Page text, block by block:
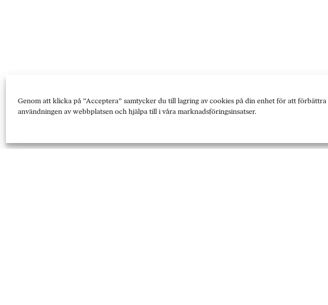
Genom att klicka på ”Acceptera” samtycker du till lagring av cookies på din enhet för att
användningen av webbplatsen och hjälpa till i våra marknadsföringsinsatser.